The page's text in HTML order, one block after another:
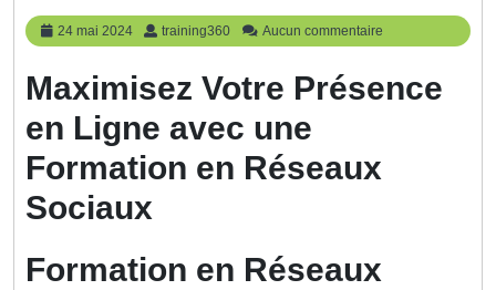
24 mai 2024
24
mai
training360 training360
Aucun commentaire
Maximisez Votre Présence
en Ligne avec une
Formation en Réseaux
Sociaux
Formation en Réseaux